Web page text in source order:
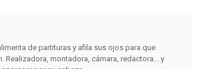
de partituras y afila sus ojos para que
Realizadora, montadora, cámara, redactora... y